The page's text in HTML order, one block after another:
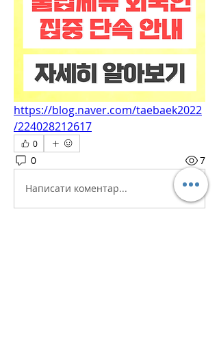
https://blog.naver.com/taebaek2022
/224028212617
0
0 7
Написати коментар...